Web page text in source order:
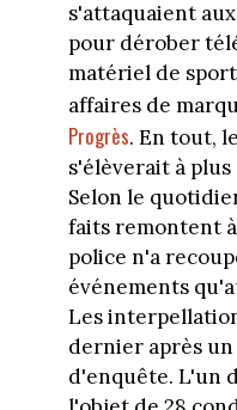
s'attaquaient
pour dérober
matériel de
affaires de
Progrès. En tout,
s'élèverait à
Selon le
faits remontent à
police n'a
événements
Les
dernier après
d'enquête. L'un